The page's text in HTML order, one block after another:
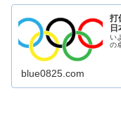
打
日
い
の
blue0825.com